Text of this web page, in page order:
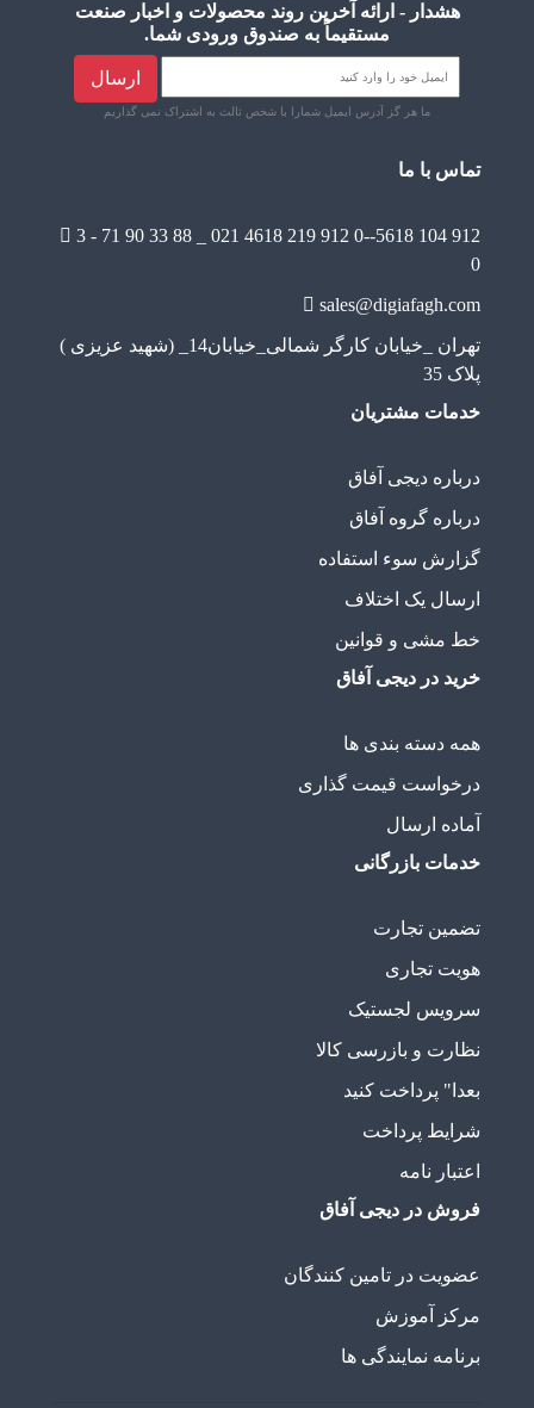
هشدار - ارائه آخرین روند محصولات و اخبار صنعت
مستقیماً به صندوق ورودی شما.
ارسال
ما هر گز آدرس ایمیل شمارا با شخص ثالث به اشتراک نمی گذاریم
تماس با ما
3 - 71 90 33 88 _ 021 4618 219 912 0--5618 104 912
0
sales@digiafagh.com
تهران _خیابان کارگر شمالی_خیابان14_ (شهید عزیزی )
پلاک 35
خدمات مشتریان
درباره دیجی آفاق
درباره گروه آفاق
گزارش سوء استفاده
ارسال یک اختلاف
خط مشی و قوانین
خرید در دیجی آفاق
همه دسته بندی ها
درخواست قیمت گذاری
آماده ارسال
خدمات بازرگانی
تضمین تجارت
هویت تجاری
سرویس لجستیک
نظارت و بازرسی کالا
بعدا" پرداخت کنید
شرایط پرداخت
اعتبار نامه
فروش در دیجی آفاق
عضویت در تامین کنندگان
مرکز آموزش
برنامه نمایندگی ها